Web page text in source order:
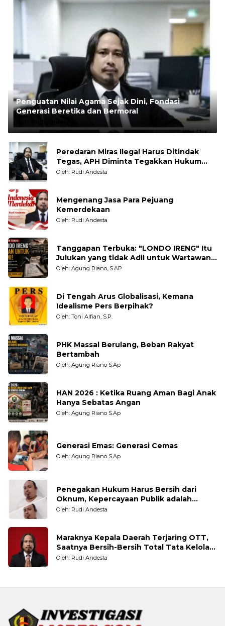
Penguatan Nilai Agama Sejak Dini, Fondasi
Generasi Beretika dan Bermoral
Rudi Andesta
Peredaran Miras Ilegal Harus Ditindak
Tegas, APH Diminta Tegakkan Hukum
Tanpa Pandang Bulu
Oleh: Rudi Andesta
Mengenang Jasa Para Pejuang
Kemerdekaan
Oleh: Rudi Andesta
Tanggapan Terbuka: "LONDO IRENG" Itu
Julukan yang tidak Adil untuk Wartawan,
Pengamat dan LSM
Oleh: Agung Riano, S.AP
Di Tengah Arus Globalisasi, Kemana
Idealisme Pers Berpihak?
Oleh: Toni Alfian, S.P.
PHK Massal Berulang, Beban Rakyat
Bertambah
Oleh: Agung Riano S.Ap
HAN 2026 : Ketika Ruang Aman Bagi Anak
Hanya Sebatas Angan
Oleh: Agung Riano S.Ap
Generasi Emas: Generasi Cemas
Oleh: Agung Riano S.Ap
Penegakan Hukum Harus Bersih dari
Oknum, Kepercayaan Publik adalah
Taruhannya
Oleh: Rudi Andesta
Maraknya Kepala Daerah Terjaring OTT,
Saatnya Bersih-Bersih Total Tata Kelola
Pemerintahan
Oleh: Rudi Andesta